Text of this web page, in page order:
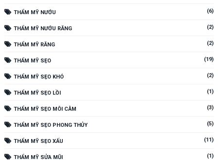
THẨM MỸ NƯỚU (6)
THẨM MỸ NƯỚU RĂNG (2)
THẨM MỸ RĂNG (2)
THẨM MỸ SẸO (19)
THẨM MỸ SẸO KHÓ (2)
THẨM MỸ SẸO LỒI (1)
THẨM MỸ SẸO MÔI CẰM (3)
THẨM MỸ SẸO PHONG THỦY (5)
THẨM MỸ SẸO XẤU (11)
THẨM MỸ SỬA MŨI (1)